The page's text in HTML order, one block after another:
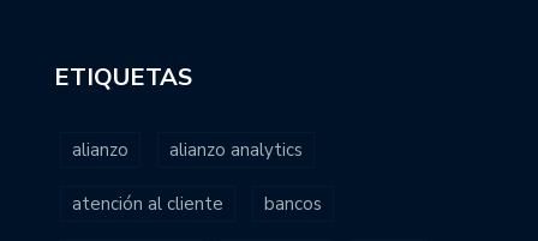
ETIQUETAS
alianzo alianzo analytics
atención al cliente bancos